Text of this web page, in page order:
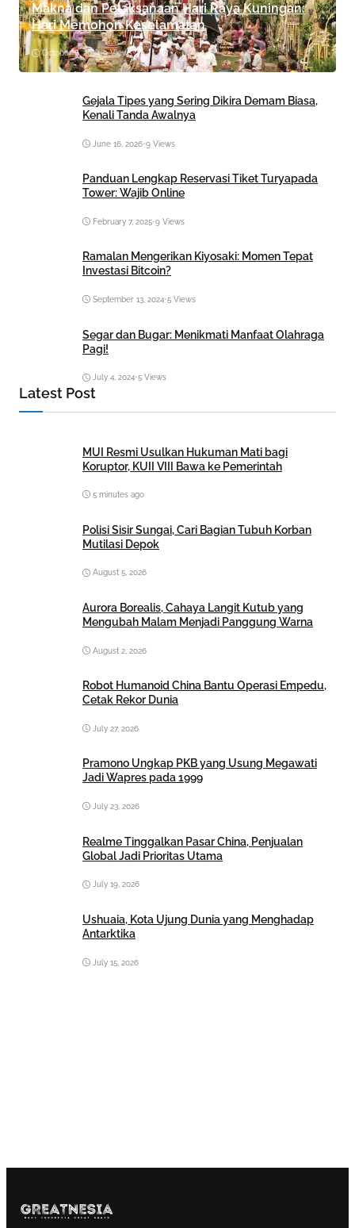
Makna dan Pelaksanaan Hari Raya Kuningan:
Hari Memohon Keselamatan
October 8, 2024•9 Views
Gejala Tipes yang Sering Dikira Demam Biasa,
Kenali Tanda Awalnya
June 16, 2026•9 Views
Panduan Lengkap Reservasi Tiket Turyapada
Tower: Wajib Online
February 7, 2025•9 Views
Ramalan Mengerikan Kiyosaki: Momen Tepat
Investasi Bitcoin?
September 13, 2024•5 Views
Segar dan Bugar: Menikmati Manfaat Olahraga
Pagi!
July 4, 2024•5 Views
Latest Post
MUI Resmi Usulkan Hukuman Mati bagi
Koruptor, KUII VIII Bawa ke Pemerintah
5 minutes ago
Polisi Sisir Sungai, Cari Bagian Tubuh Korban
Mutilasi Depok
August 5, 2026
Aurora Borealis, Cahaya Langit Kutub yang
Mengubah Malam Menjadi Panggung Warna
August 2, 2026
Robot Humanoid China Bantu Operasi Empedu,
Cetak Rekor Dunia
July 27, 2026
Pramono Ungkap PKB yang Usung Megawati
Jadi Wapres pada 1999
July 23, 2026
Realme Tinggalkan Pasar China, Penjualan
Global Jadi Prioritas Utama
July 19, 2026
Ushuaia, Kota Ujung Dunia yang Menghadap
Antarktika
July 15, 2026